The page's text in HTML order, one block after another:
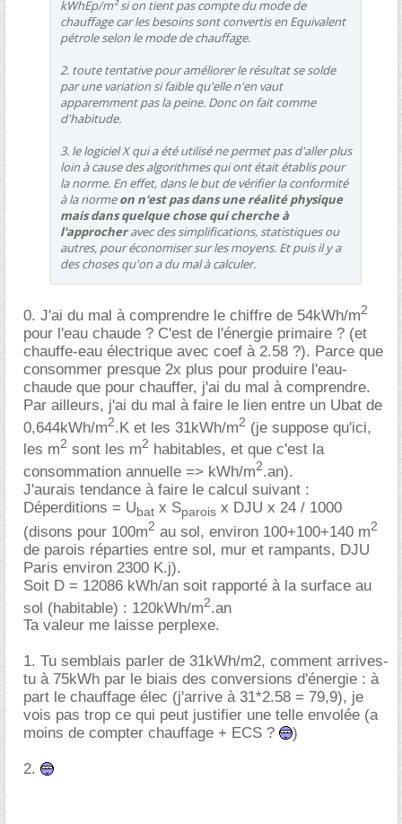
kWhEp/m² si on tient pas compte du mode de
chauffage car les besoins sont convertis en Equivalent
pétrole selon le mode de chauffage.
2. toute tentative pour améliorer le résultat se solde
par une variation si faible qu'elle n'en vaut
apparemment pas la peine. Donc on fait comme
d'habitude.
3. le logiciel X qui a été utilisé ne permet pas d'aller plus
loin à cause des algorithmes qui ont était établis pour
la norme. En effet, dans le but de vérifier la conformité
à la normeon n'est pas dans une réalité physique
mais dans quelque chose qui cherche à
l'approcheravec des simplifications, statistiques ou
autres, pour économiser sur les moyens. Et puis il y a
des choses qu'on a du mal à calculer.
0. J'ai du mal à comprendre le chiffre de 54kWh/m2
pour l'eau chaude ? C'est de l'énergie primaire ? (et
chauffe-eau électrique avec coef à 2.58 ?). Parce que
consommer presque 2x plus pour produire l'eau-
chaude que pour chauffer, j'ai du mal à comprendre.
Par ailleurs, j'ai du mal à faire le lien entre un Ubat de
0,644kWh/m2.K et les 31kWh/m2 (je suppose qu'ici,
les m2 sont les m2 habitables, et que c'est la
consommation annuelle => kWh/m2.an).
J'aurais tendance à faire le calcul suivant :
Déperditions = Ubat x Sparois x DJU x 24 / 1000
(disons pour 100m2 au sol, environ 100+100+140 m2
de parois réparties entre sol, mur et rampants, DJU
Paris environ 2300 K.j).
Soit D = 12086 kWh/an soit rapporté à la surface au
sol (habitable) : 120kWh/m2.an
Ta valeur me laisse perplexe.
1. Tu semblais parler de 31kWh/m2, comment arrives-
tu à 75kWh par le biais des conversions d'énergie : à
part le chauffage élec (j'arrive à 31*2.58 = 79,9), je
vois pas trop ce qui peut justifier une telle envolée (a
moins de compter chauffage + ECS ?
)
2.